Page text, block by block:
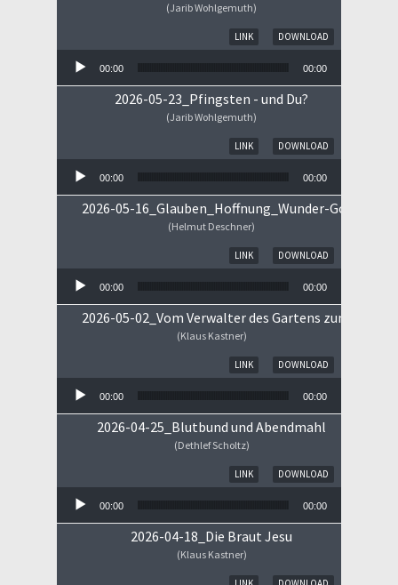
(Jarib Wohlgemuth)
DOWNLOAD
LINK
00:00 00:00
2026-05-23_Pfingsten - und Du?
(Jarib Wohlgemuth)
DOWNLOAD
LINK
00:00 00:00
2026-05-16_Glauben_Hoffnung_Wunder-
(Helmut Deschner)
DOWNLOAD
LINK
00:00 00:00
2026-05-02_Vom Verwalter des Gartens zum
(Klaus Kastner)
DOWNLOAD
LINK
00:00 00:00
2026-04-25_Blutbund und Abendmahl
(Dethlef Scholtz)
DOWNLOAD
LINK
00:00 00:00
2026-04-18_Die Braut Jesu
(Klaus Kastner)